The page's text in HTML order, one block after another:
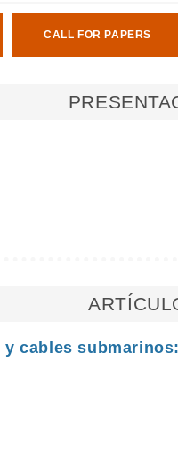
CALL FOR PAPERS
cables